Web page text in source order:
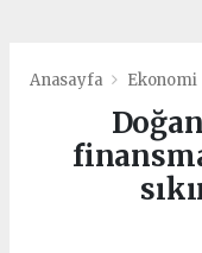
Anasayfa Ekonomi